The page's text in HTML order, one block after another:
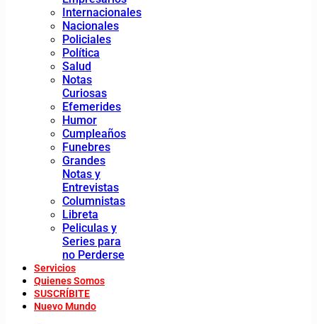
Internacionales
Nacionales
Policiales
Política
Salud
Notas
Curiosas
Efemerides
Humor
Cumpleaños
Funebres
Grandes
Notas y
Entrevistas
Columnistas
Libreta
Peliculas y
Series para
no Perderse
Servicios
Quienes Somos
SUSCRÍBITE
Nuevo Mundo